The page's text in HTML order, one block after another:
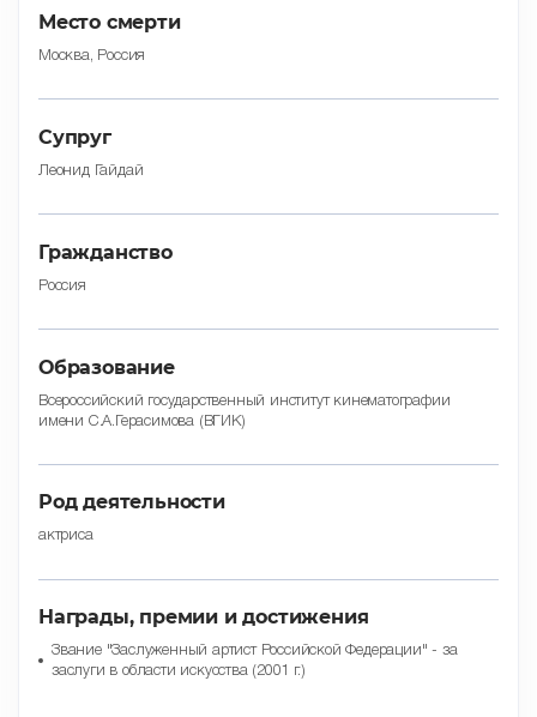
Место смерти
Москва, Россия
Cупруг
Леонид Гайдай
Гражданство
Россия
Образование
Всероссийский государственный институт кинематографии
имени С.А.Герасимова (ВГИК)
Род деятельности
актриса
Награды, премии и достижения
Звание "Заслуженный артист Российской Федерации" - за
заслуги в области искусства (2001 г.)